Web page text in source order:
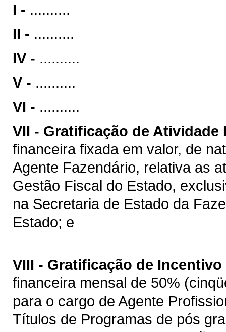
I - ..........
II - ..........
IV - ..........
V - ..........
VI - ..........
VII - Gratificação de Atividade
financeira fixada em valor, de
Agente Fazendário, relativa as
Gestão Fiscal do Estado,
na Secretaria de Estado da
Estado; e
VIII - Gratificação de Incentivo
financeira mensal de 50%
para o cargo de Agente
Títulos de Programas de pós